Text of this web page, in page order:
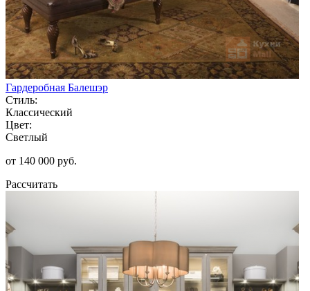
Гардеробная Балешэр
Стиль:
Классический
Цвет:
Светлый
от 140 000 руб.
Рассчитать